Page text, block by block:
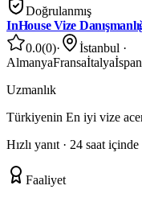
Doğrulanmış
InHouse Vize
0.0(0)· İstanbul ·
AlmanyaFransaİtalya
Uzmanlık
Türkiyenin En iyi vize
Hızlı yanıt · 24 saat içinde
Faaliyet